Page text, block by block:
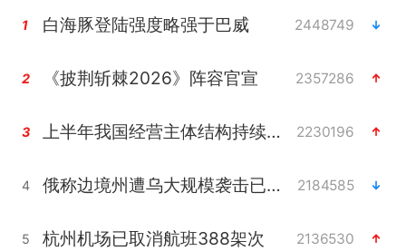
1 白海豚登陆强度略强于巴威 2448749
2 《披荆斩棘2026》阵容官宣 2357286
3 上半年我国经营主体结构持续优化 2230196
4 俄称边境州遭乌大规模袭击已致13伤 2184585
5 杭州机场已取消航班388架次 2136530